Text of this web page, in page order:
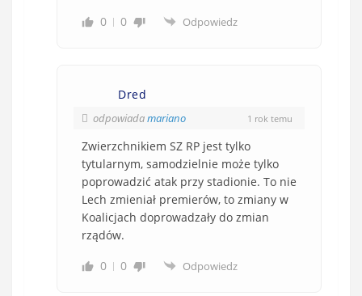
0
0 Odpowiedz
Dred
odpowiadamariano 1 rok temu
Zwierzchnikiem SZ RP jest tylko
tytularnym, samodzielnie może tylko
poprowadzić atak przy stadionie. To nie
Lech zmieniał premierów, to zmiany w
Koalicjach doprowadzały do zmian
rządów.
0
0 Odpowiedz